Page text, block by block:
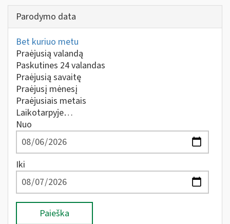
Parodymo data
Bet kuriuo metu
Praėjusią valandą
Paskutines 24 valandas
Praėjusią savaitę
Praėjusį mėnesį
Praėjusiais metais
Laikotarpyje…
Nuo
Iki
Paieška